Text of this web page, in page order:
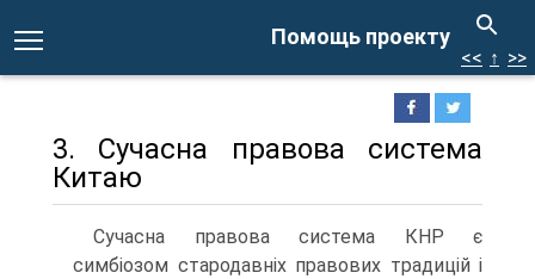
Помощь проекту
<< ↑ >>
3. Сучасна правова система
Китаю
Сучасна правова система КНР є
симбіозом стародавніх правових традицій і